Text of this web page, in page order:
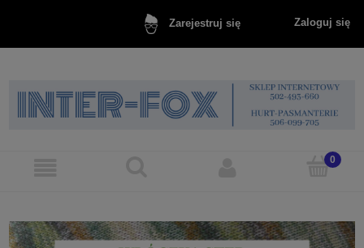
Zarejestruj się Zaloguj się